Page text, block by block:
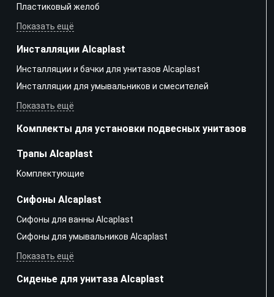
Пластиковый желоб
Показать ещё
Инсталляции Alcaplast
Инсталляции и бачки для унитазов Alcaplast
Инсталляции для умывальников и смесителей
Показать ещё
Комплекты для установки подвесных унитазов
Трапы Alcaplast
Kомплектующие
Сифоны Alcaplast
Сифоны для ванны Alcaplast
Сифоны для умывальников Alcaplast
Показать ещё
Сиденье для унитаза Alcaplast